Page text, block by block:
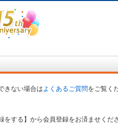
きない場合はよくあるご質問をご覧く
をする】から会員登録をお済ませくだ